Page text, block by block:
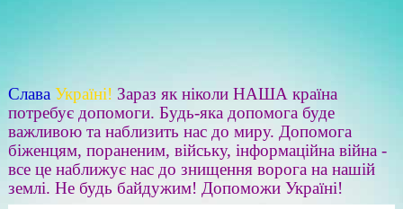
Слава Україні! Зараз як ніколи НАША країна
потребує допомоги. Будь-яка допомога буде
важливою та наблизить нас до миру. Допомога
біженцям, пораненим, війську, інформаційна війна -
все це наближує нас до знищення ворога на нашій
землі. Не будь байдужим! Допоможи Україні!